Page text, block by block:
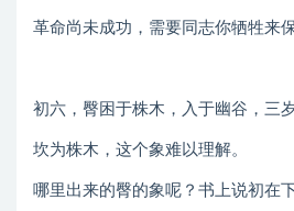
革命尚未成功，需要同志你牺牲来
初六，臀困于株木，入于幽谷，三
坎为株木，这个象难以理解。
哪里出来的臀的象呢？书上说初在